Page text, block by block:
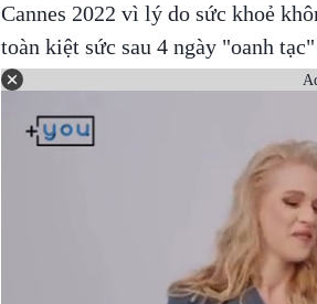
Cannes 2022 vì lý do sức khoẻ
toàn kiệt sức sau 4 ngày "oanh